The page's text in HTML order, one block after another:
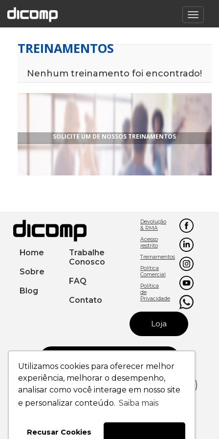
Utilizamos cookies para oferecer melhor
experiência, melhorar o desempenho,
analisar como você interage em nosso site
e personalizar conteúdo. Saiba mais
Recusar Cookies
TREINAMENTOS
Nenhum treinamento foi encontrado!
SOLICITE UM DE NOSSOS TREINAMENTOS
Home
Sobre
Blog
Trabalhe
Conosco
FAQ
Contato
Devolução
& RMA
Acesso
restrito
Treinamentos
Política
Comercial
Política
de
Privacidade
Loja
+ 55 (44)4009-2826
DICOMP - PR - MARINGÁ
(MATRIZ)
CEP - 87070030
DICOMP - SC -
NAVEGANTES